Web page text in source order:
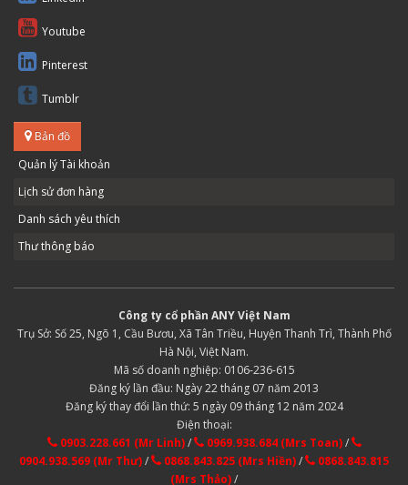
Youtube
Pinterest
Tumblr
Bản đồ
Quản lý Tài khoản
Lịch sử đơn hàng
Danh sách yêu thích
Thư thông báo
Công ty cổ phần ANY Việt Nam
Trụ Sở: Số 25, Ngõ 1, Cầu Bươu, Xã Tân Triều, Huyện Thanh Trì, Thành Phố
Hà Nội, Việt Nam.
Mã số doanh nghiệp: 0106-236-615
Đăng ký lần đầu: Ngày 22 tháng 07 năm 2013
Đăng ký thay đổi lần thứ: 5 ngày 09 tháng 12 năm 2024
Điện thoại:
0903.228.661 (Mr Linh)/ 0969.938.684 (Mrs Toan)/
0904.938.569 (Mr Thư)/ 0868.843.825 (Mrs Hiền)/
0868.843.815
(Mrs Thảo)/